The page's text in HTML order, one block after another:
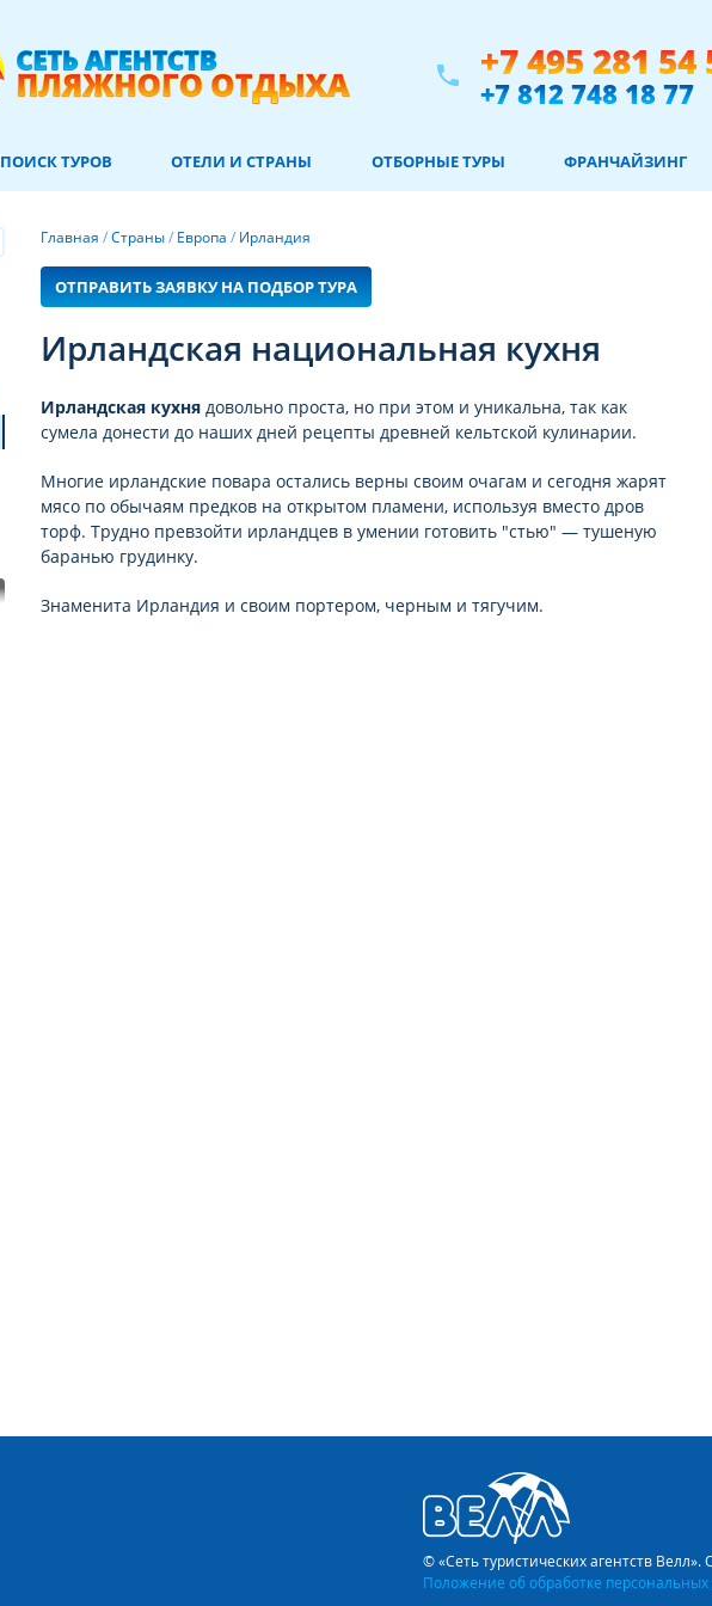
phone +7 495 281 54
+7 812 748 18 77
ПОИСК ТУРОВ ОТЕЛИ И СТРАНЫ ОТБОРНЫЕ ТУРЫ ФРАНЧАЙЗИНГ
Главная /Страны/ Европа / Ирландия
ОТПРАВИТЬ ЗАЯВКУ НА ПОДБОР ТУРА
Ирландская национальная кухня
Ирландская кухня довольно проста, но при этом и уникальна, так как
сумела донести до наших дней рецепты древней кельтской кулинарии.
Многие ирландские повара остались верны своим очагам и сегодня жарят
мясо по обычаям предков на открытом пламени, используя вместо дров
торф. Трудно превзойти ирландцев в умении готовить "стью" — тушеную
баранью грудинку.
Знаменита Ирландия и своим портером, черным и тягучим.
© «Сеть туристических агентств
Положение об обработке